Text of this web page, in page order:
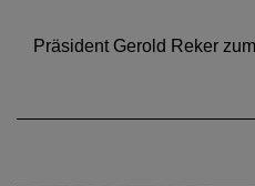
Präsident Gerold Reker